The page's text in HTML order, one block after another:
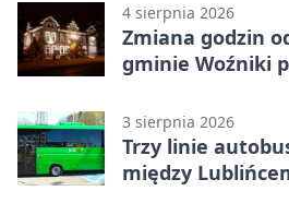
4 sierpnia 2026
Zmiana godzin
gminie Woźniki
3 sierpnia 2026
Trzy linie
między